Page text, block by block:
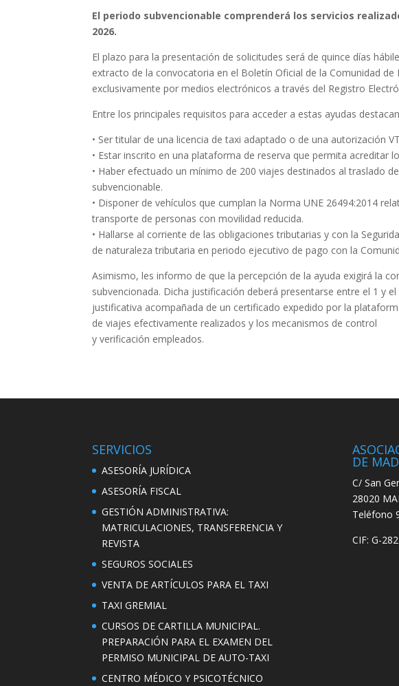
El periodo subvencionable comprenderá los servicios
2026.
El plazo para la presentación de solicitudes será de quince días
extracto de la convocatoria en el Boletín Oficial de la Comunidad
exclusivamente por medios electrónicos a través del Registro
Entre los principales requisitos para acceder a estas ayudas
• Ser titular de una licencia de taxi adaptado o de una autorización
• Estar inscrito en una plataforma de reserva que permita acreditar
• Haber efectuado un mínimo de 200 viajes destinados al traslado
subvencionable.
• Disponer de vehículos que cumplan la Norma UNE 26494:2014
transporte de personas con movilidad reducida.
• Hallarse al corriente de las obligaciones tributarias y con la
de naturaleza tributaria en periodo ejecutivo de pago con la
Asimismo, les informo de que la percepción de la ayuda exigirá la
subvencionada. Dicha justificación deberá presentarse entre el 1 y
justificativa acompañada de un certificado expedido por la
de viajes efectivamente realizados y los mecanismos de control
y verificación empleados.
SERVICIOS
ASESORÍA JURÍDICA
ASESORÍA FISCAL
GESTIÓN ADMINISTRATIVA:
MATRICULACIONES, TRANSFERENCIA Y
REVISTA
SEGUROS SOCIALES
VENTA DE ARTÍCULOS PARA EL TAXI
TAXI GREMIAL
CURSOS DE CARTILLA MUNICIPAL.
PREPARACIÓN PARA EL EXAMEN DEL
PERMISO MUNICIPAL DE AUTO-TAXI
CENTRO MÉDICO Y PSICOTÉCNICO
DE
C/ San
28020
Teléfono
CIF: G-